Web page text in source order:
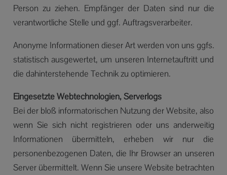
Person zu ziehen. Empfänger der Daten sind nur die
verantwortliche Stelle und ggf. Auftragsverarbeiter.
Anonyme Informationen dieser Art werden von uns ggfs.
statistisch ausgewertet, um unseren Internetauftritt und
die dahinterstehende Technik zu optimieren.
Eingesetzte Webtechnologien, Serverlogs
Bei der bloß informatorischen Nutzung der Website, also
wenn Sie sich nicht registrieren oder uns anderweitig
Informationen übermitteln, erheben wir nur die
personenbezogenen Daten, die Ihr Browser an unseren
Server übermittelt. Wenn Sie unsere Website betrachten